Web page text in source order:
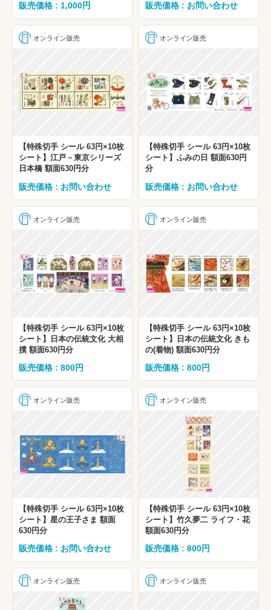
販売価格 : 1,000円 販売価格 : お問い合わせ
オンライン販売
【特殊切手 シール 63円×10枚
シート】江戸－東京シリーズ
日本橋 額面630円分
販売価格 : お問い合わせ
オンライン販売
【特殊切手 シール 63円×10枚
シート】ふみの日 額面630円
分
販売価格 : お問い合わせ
オンライン販売
【特殊切手 シール 63円×10枚
シート】日本の伝統文化 大相
撲 額面630円分
販売価格 : 800円
オンライン販売
【特殊切手 シール 63円×10枚
シート】日本の伝統文化 きも
の(着物) 額面630円分
販売価格 : 800円
オンライン販売
【特殊切手 シール 63円×10枚
シート】星の王子さま 額面
630円分
販売価格 : お問い合わせ
オンライン販売
【特殊切手 シール 63円×10枚
シート】竹久夢二 ライフ・花
額面630円分
販売価格 : 800円
オンライン販売 オンライン販売